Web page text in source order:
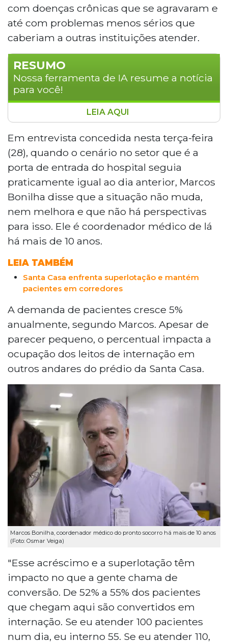
com doenças crônicas que se agravaram e
até com problemas menos sérios que
caberiam a outras instituições atender.
RESUMO
Nossa ferramenta de IA resume a notícia
para você!
O pronto socorro da Santa Casa de
Campo Grande, maior hospital do SUS
em Mato Grosso do Sul, enfrenta
superlotação crônica, com demanda
crescendo 5% ao ano. Corredores lotados,
espera de mais de 10 horas por leitos e
déficit financeiro de R$ 13 milhões
caracterizam a crise. O coordenador
médico Marcos Bonilha alerta que a
situação não tem perspectiva de melhora
sem mais recursos e redistribuição de
pacientes entre instituições da cidade.
LEIA AQUI
Em entrevista concedida nesta terça-feira
(28), quando o cenário no setor que é a
porta de entrada do hospital seguia
praticamente igual ao dia anterior, Marcos
Bonilha disse que a situação não muda,
nem melhora e que não há perspectivas
para isso. Ele é coordenador médico de lá
há mais de 10 anos.
LEIA TAMBÉM
Santa Casa enfrenta superlotação e mantém
pacientes em corredores
A demanda de pacientes cresce 5%
anualmente, segundo Marcos. Apesar de
parecer pequeno, o percentual impacta a
ocupação dos leitos de internação em
outros andares do prédio da Santa Casa.
Marcos Bonilha, coordenador médico do pronto socorro há mais de 10 anos
(Foto: Osmar Veiga)
"Esse acréscimo e a superlotação têm
impacto no que a gente chama de
conversão. De 52% a 55% dos pacientes
que chegam aqui são convertidos em
internação. Se eu atender 100 pacientes
num dia, eu interno 55. Se eu atender 110,